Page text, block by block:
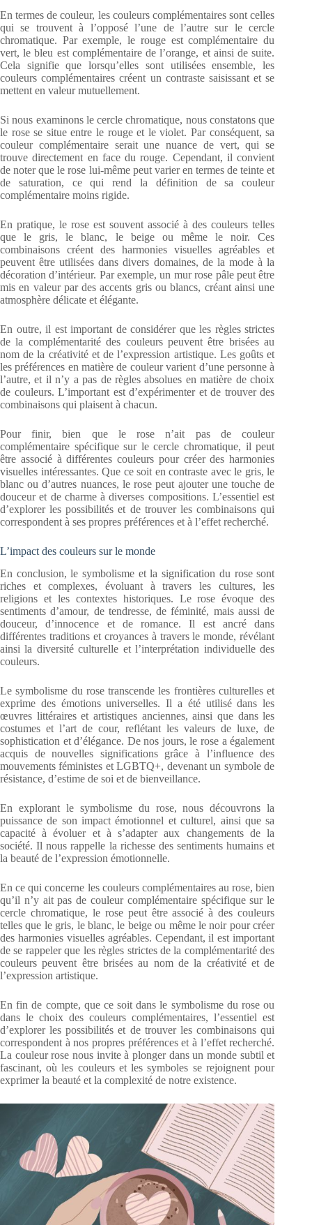
En termes de couleur, les couleurs complémentaires sont celles
qui se trouvent à l’opposé l’une de l’autre sur le cercle
chromatique. Par exemple, le rouge est complémentaire du
vert, le bleu est complémentaire de l’orange, et ainsi de suite.
Cela signifie que lorsqu’elles sont utilisées ensemble, les
couleurs complémentaires créent un contraste saisissant et se
mettent en valeur mutuellement.
Si nous examinons le cercle chromatique, nous constatons que
le rose se situe entre le rouge et le violet. Par conséquent, sa
couleur complémentaire serait une nuance de vert, qui se
trouve directement en face du rouge. Cependant, il convient
de noter que le rose lui-même peut varier en termes de teinte et
de saturation, ce qui rend la définition de sa couleur
complémentaire moins rigide.
En pratique, le rose est souvent associé à des couleurs telles
que le gris, le blanc, le beige ou même le noir. Ces
combinaisons créent des harmonies visuelles agréables et
peuvent être utilisées dans divers domaines, de la mode à la
décoration d’intérieur. Par exemple, un mur rose pâle peut être
mis en valeur par des accents gris ou blancs, créant ainsi une
atmosphère délicate et élégante.
En outre, il est important de considérer que les règles strictes
de la complémentarité des couleurs peuvent être brisées au
nom de la créativité et de l’expression artistique. Les goûts et
les préférences en matière de couleur varient d’une personne à
l’autre, et il n’y a pas de règles absolues en matière de choix
de couleurs. L’important est d’expérimenter et de trouver des
combinaisons qui plaisent à chacun.
Pour finir, bien que le rose n’ait pas de couleur
complémentaire spécifique sur le cercle chromatique, il peut
être associé à différentes couleurs pour créer des harmonies
visuelles intéressantes. Que ce soit en contraste avec le gris, le
blanc ou d’autres nuances, le rose peut ajouter une touche de
douceur et de charme à diverses compositions. L’essentiel est
d’explorer les possibilités et de trouver les combinaisons qui
correspondent à ses propres préférences et à l’effet recherché.
L’impact des couleurs sur le monde
En conclusion, le symbolisme et la signification du rose sont
riches et complexes, évoluant à travers les cultures, les
religions et les contextes historiques. Le rose évoque des
sentiments d’amour, de tendresse, de féminité, mais aussi de
douceur, d’innocence et de romance. Il est ancré dans
différentes traditions et croyances à travers le monde, révélant
ainsi la diversité culturelle et l’interprétation individuelle des
couleurs.
Le symbolisme du rose transcende les frontières culturelles et
exprime des émotions universelles. Il a été utilisé dans les
œuvres littéraires et artistiques anciennes, ainsi que dans les
costumes et l’art de cour, reflétant les valeurs de luxe, de
sophistication et d’élégance. De nos jours, le rose a également
acquis de nouvelles significations grâce à l’influence des
mouvements féministes et LGBTQ+, devenant un symbole de
résistance, d’estime de soi et de bienveillance.
En explorant le symbolisme du rose, nous découvrons la
puissance de son impact émotionnel et culturel, ainsi que sa
capacité à évoluer et à s’adapter aux changements de la
société. Il nous rappelle la richesse des sentiments humains et
la beauté de l’expression émotionnelle.
En ce qui concerne les couleurs complémentaires au rose, bien
qu’il n’y ait pas de couleur complémentaire spécifique sur le
cercle chromatique, le rose peut être associé à des couleurs
telles que le gris, le blanc, le beige ou même le noir pour créer
des harmonies visuelles agréables. Cependant, il est important
de se rappeler que les règles strictes de la complémentarité des
couleurs peuvent être brisées au nom de la créativité et de
l’expression artistique.
En fin de compte, que ce soit dans le symbolisme du rose ou
dans le choix des couleurs complémentaires, l’essentiel est
d’explorer les possibilités et de trouver les combinaisons qui
correspondent à nos propres préférences et à l’effet recherché.
La couleur rose nous invite à plonger dans un monde subtil et
fascinant, où les couleurs et les symboles se rejoignent pour
exprimer la beauté et la complexité de notre existence.